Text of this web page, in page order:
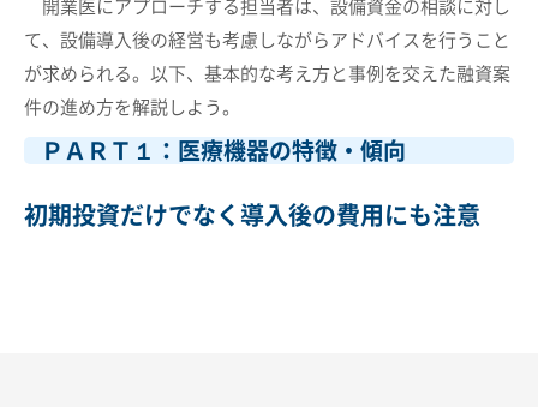
開業医にアプローチする担当者は、設備資金の相談に対し
て、設備導入後の経営も考慮しながらアドバイスを行うこと
が求められる。以下、基本的な考え方と事例を交えた融資案
件の進め方を解説しよう。
ＰＡＲＴ１：医療機器の特徴・傾向
初期投資だけでなく導入後の費用にも注意